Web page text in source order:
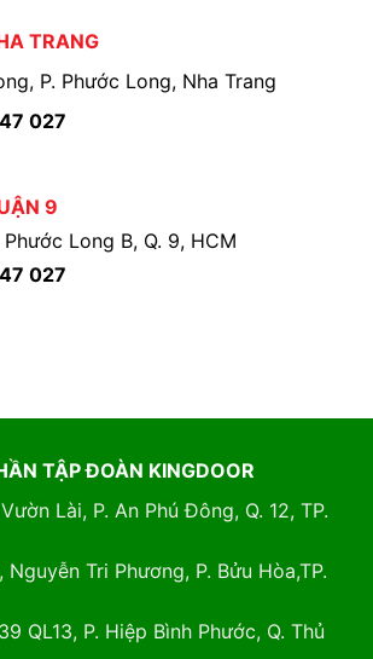
TRANG
P. Phước Long, Nha Trang
027
9
Long B, Q. 9, HCM
027
TẬP ĐOÀN KINGDOOR
Lài, P. An Phú Đông, Q. 12, TP.
Nguyễn Tri Phương, P. Bửu Hòa,TP.
QL13, P. Hiệp Bình Phước, Q. Thủ